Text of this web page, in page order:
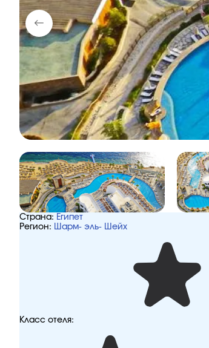
Страна: Египет
Регион: Шарм- эль- Шейх
Класс отеля: